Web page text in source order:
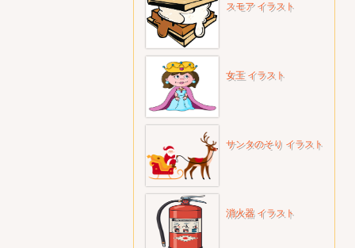
スモア イラスト
女王 イラスト
サンタのそり イラスト
消火器 イラスト